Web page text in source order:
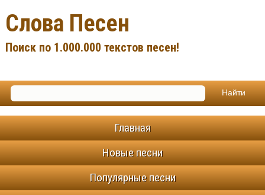
Слова Песен
Поиск по 1.000.000 текстов песен!
Главная
Новые песни
Популярные песни